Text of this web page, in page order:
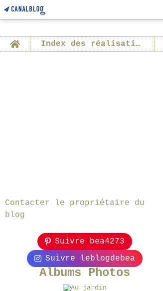
Home Index des réalisations
Contacter le propriétaire du
blog
Suivre bea4273
Suivre leblogdebea
Albums Photos